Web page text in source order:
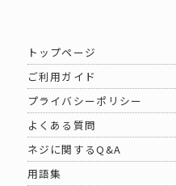
トップページ
ご利用ガイド
プライバシーポリシー
よくある質問
ネジに関するQ&A
用語集